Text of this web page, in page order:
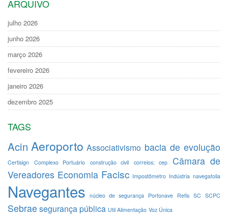
ARQUIVO
julho 2026
junho 2026
março 2026
fevereiro 2026
janeiro 2026
dezembro 2025
TAGS
Acin Aeroporto Associativismo bacia de evolução
Certisign Complexo Portuário construção civil correios; cep
Câmara de
Vereadores Economia Facisc Impostômetro Indústria navegafolia
Navegantes núcleo de segurança Portonave Refis SC SCPC
Sebrae segurança pública Util Alimentação Voz Única